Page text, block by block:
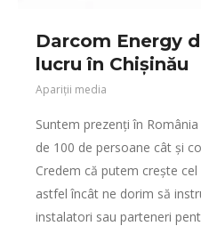
Darcom Energy
lucru în Chișinău
Apariții media
Suntem prezenți în
de 100 de persoane cât și
Credem că putem crește
astfel încât ne dorim să
instalatori sau parteneri